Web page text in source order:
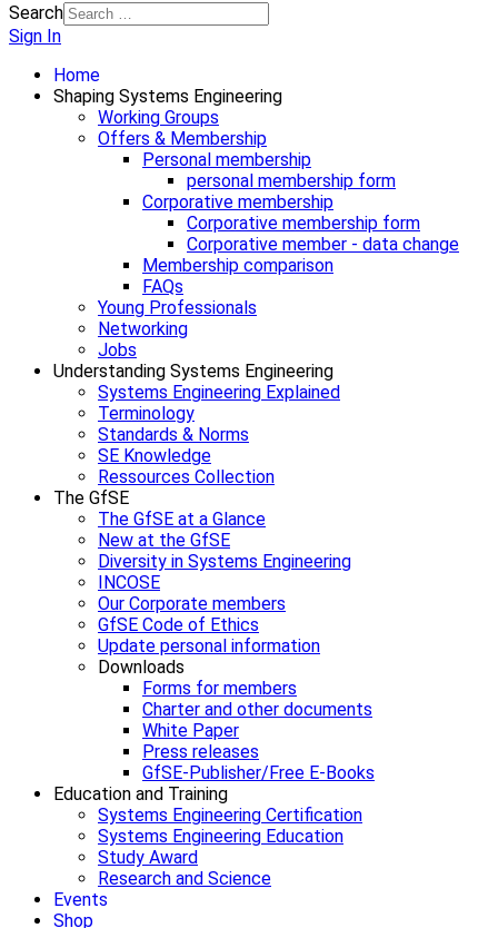
Search
Sign In
Home
Shaping Systems Engineering
Working Groups
Offers & Membership
Personal membership
personal membership form
Corporative membership
Corporative membership form
Corporative member - data change
Membership comparison
FAQs
Young Professionals
Networking
Jobs
Understanding Systems Engineering
Systems Engineering Explained
Terminology
Standards & Norms
SE Knowledge
Ressources Collection
The GfSE
The GfSE at a Glance
New at the GfSE
Diversity in Systems Engineering
INCOSE
Our Corporate members
GfSE Code of Ethics
Update personal information
Downloads
Forms for members
Charter and other documents
White Paper
Press releases
GfSE-Publisher/Free E-Books
Education and Training
Systems Engineering Certification
Systems Engineering Education
Study Award
Research and Science
Events
Shop